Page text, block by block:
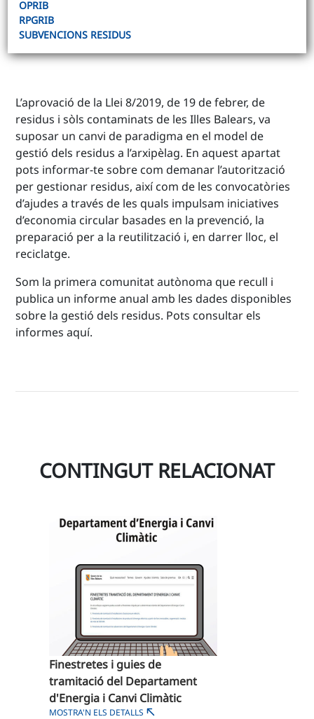
OPRIB
RPGRIB
SUBVENCIONS RESIDUS
L’aprovació de la Llei 8/2019, de 19 de febrer, de
residus i sòls contaminats de les Illes Balears, va
suposar un canvi de paradigma en el model de
gestió dels residus a l’arxipèlag. En aquest apartat
pots informar-te sobre com demanar l’autorització
per gestionar residus, així com de les convocatòries
d’ajudes a través de les quals impulsam iniciatives
d’economia circular basades en la prevenció, la
preparació per a la reutilització i, en darrer lloc, el
reciclatge.
Som la primera comunitat autònoma que recull i
publica un informe anual amb les dades disponibles
sobre la gestió dels residus. Pots consultar els
informes aquí.
CONTINGUT RELACIONAT
Finestretes i guies de
tramitació del Departament
d'Energia i Canvi Climàtic
MOSTRA'N ELS DETALLS